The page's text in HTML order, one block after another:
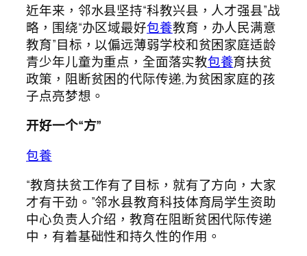
近年来，邻水县坚持“科教兴县，人才强县”战
略，围绕“办区域最好包養教育，办人民满意
教育”目标，以偏远薄弱学校和贫困家庭适龄
青少年儿童为重点，全面落实教包養育扶贫
政策，阻断贫困的代际传递,为贫困家庭的孩
子点亮梦想。
开好一个“方”
包養
“教育扶贫工作有了目标，就有了方向，大家
才有干劲。”邻水县教育科技体育局学生资助
中心负责人介绍，教育在阻断贫困代际传递
中，有着基础性和持久性的作用。